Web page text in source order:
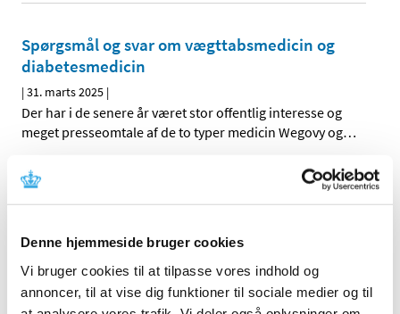
Denne hjemmeside bruger cookies
Vi bruger cookies til at tilpasse vores indhold og
annoncer, til at vise dig funktioner til sociale medier og til
Spørgsmål og svar om vægttabsmedicin og
diabetesmedicin
|31. marts 2025 |
Der har i de senere år været stor offentlig interesse og
meget presseomtale af de to typer medicin Wegovy og…
2026 (5)
2025 (8)
november (1)